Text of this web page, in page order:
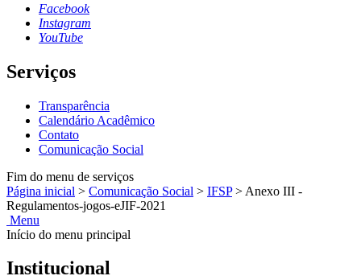
Facebook
Instagram
YouTube
Serviços
Transparência
Calendário Acadêmico
Contato
Comunicação Social
Fim do menu de serviços
Página inicial > Comunicação Social > IFSP > Anexo III -
Regulamentos-jogos-eJIF-2021
Menu
Início do menu principal
Institucional